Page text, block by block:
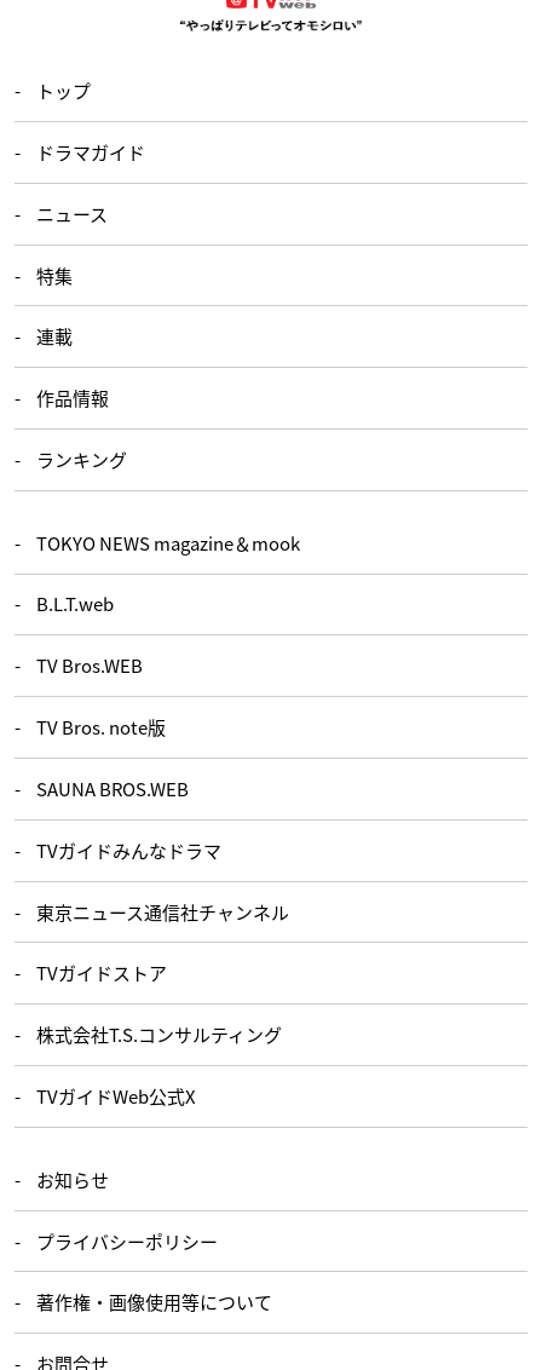
トップ
ドラマガイド
ニュース
特集
連載
作品情報
ランキング
TOKYO NEWS magazine＆mook
B.L.T.web
TV Bros.WEB
TV Bros. note版
SAUNA BROS.WEB
TVガイドみんなドラマ
東京ニュース通信社チャンネル
TVガイドストア
株式会社T.S.コンサルティング
TVガイドWeb公式X
お知らせ
プライバシーポリシー
著作権・画像使用等について
お問合せ